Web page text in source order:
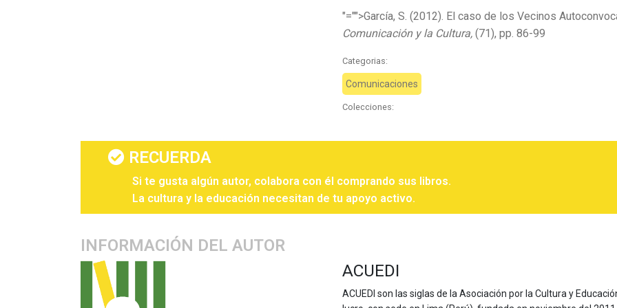
"="">García, S. (2012). El caso de los Vecinos
Comunicación y la Cultura, (71), pp. 86-99
Categorias:
Comunicaciones
Colecciones:
RECUERDA
Si te gusta algún autor, colabora con él comprando sus libros.
La cultura y la educación necesitan de tu apoyo activo.
INFORMACIÓN DEL AUTOR
ACUEDI
ACUEDI son las siglas de la Asociación por la Cultura y